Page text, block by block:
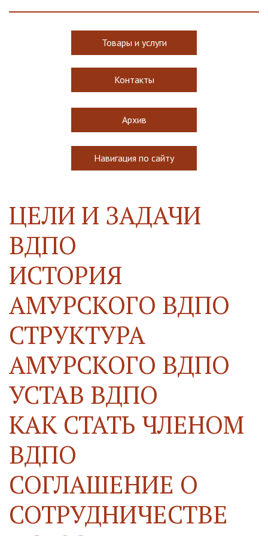
Товары и услуги
Контакты
Архив
Навигация по сайту
ЦЕЛИ И ЗАДАЧИ
ВДПО
ИСТОРИЯ
АМУРСКОГО ВДПО
СТРУКТУРА
АМУРСКОГО ВДПО
УСТАВ ВДПО
КАК СТАТЬ ЧЛЕНОМ
ВДПО
СОГЛАШЕНИЕ О
СОТРУДНИЧЕСТВЕ